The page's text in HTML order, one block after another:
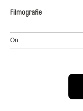
Filmografie
On